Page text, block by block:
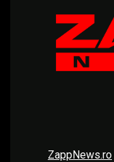
ZappNews.ro